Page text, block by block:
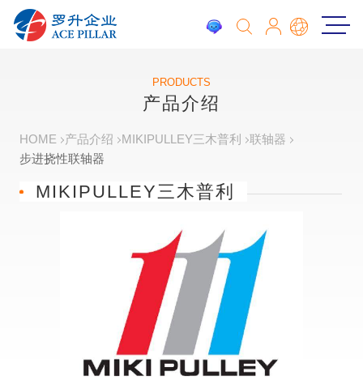
PRODUCTS
产品介绍
HOME 产品介绍 MIKIPULLEY三木普利
联轴器
步进挠性联轴器
MIKIPULLEY三木普利